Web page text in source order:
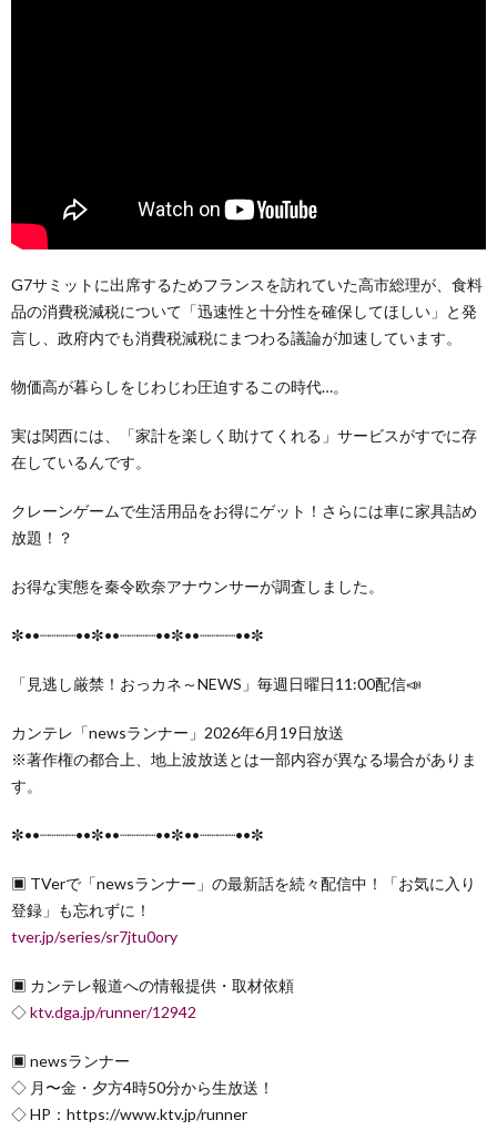
G7サミットに出席するためフランスを訪れていた高市総理が、食料
品の消費税減税について「迅速性と十分性を確保してほしい」と発
言し、政府内でも消費税減税にまつわる議論が加速しています。
物価高が暮らしをじわじわ圧迫するこの時代…。
実は関西には、「家計を楽しく助けてくれる」サービスがすでに存
在しているんです。
クレーンゲームで生活用品をお得にゲット！さらには車に家具詰め
放題！？
お得な実態を秦令欧奈アナウンサーが調査しました。
✼••┈┈┈┈••✼••┈┈┈┈••✼••┈┈┈┈••✼
「見逃し厳禁！おっカネ～NEWS」毎週日曜日11:00配信📣
カンテレ「newsランナー」2026年6月19日放送
※著作権の都合上、地上波放送とは一部内容が異なる場合がありま
す。
✼••┈┈┈┈••✼••┈┈┈┈••✼••┈┈┈┈••✼
▣ TVerで「newsランナー」の最新話を続々配信中！「お気に入り
登録」も忘れずに！
tver.jp/series/sr7jtu0ory
▣ カンテレ報道への情報提供・取材依頼
◇ktv.dga.jp/runner/12942
▣ newsランナー
◇ 月〜金・夕方4時50分から生放送！
◇ HP：https://www.ktv.jp/runner